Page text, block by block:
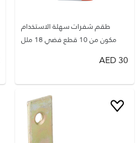
طقم شفرات سهلة الاستخدام
مكون من 10 قطع فضي 18 ملل
30
AED